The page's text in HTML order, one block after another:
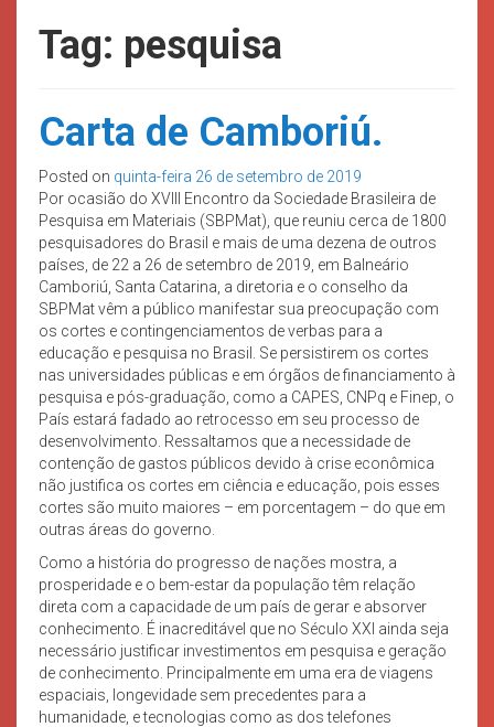
Tag: pesquisa
Carta de Camboriú.
Posted on quinta-feira 26 de setembro de 2019
Por ocasião do XVIII Encontro da Sociedade Brasileira de
Pesquisa em Materiais (SBPMat), que reuniu cerca de 1800
pesquisadores do Brasil e mais de uma dezena de outros
países, de 22 a 26 de setembro de 2019, em Balneário
Camboriú, Santa Catarina, a diretoria e o conselho da
SBPMat vêm a público manifestar sua preocupação com
os cortes e contingenciamentos de verbas para a
educação e pesquisa no Brasil. Se persistirem os cortes
nas universidades públicas e em órgãos de financiamento à
pesquisa e pós-graduação, como a CAPES, CNPq e Finep, o
País estará fadado ao retrocesso em seu processo de
desenvolvimento. Ressaltamos que a necessidade de
contenção de gastos públicos devido à crise econômica
não justifica os cortes em ciência e educação, pois esses
cortes são muito maiores – em porcentagem – do que em
outras áreas do governo.
Como a história do progresso de nações mostra, a
prosperidade e o bem-estar da população têm relação
direta com a capacidade de um país de gerar e absorver
conhecimento. É inacreditável que no Século XXI ainda seja
necessário justificar investimentos em pesquisa e geração
de conhecimento. Principalmente em uma era de viagens
espaciais, longevidade sem precedentes para a
humanidade, e tecnologias como as dos telefones